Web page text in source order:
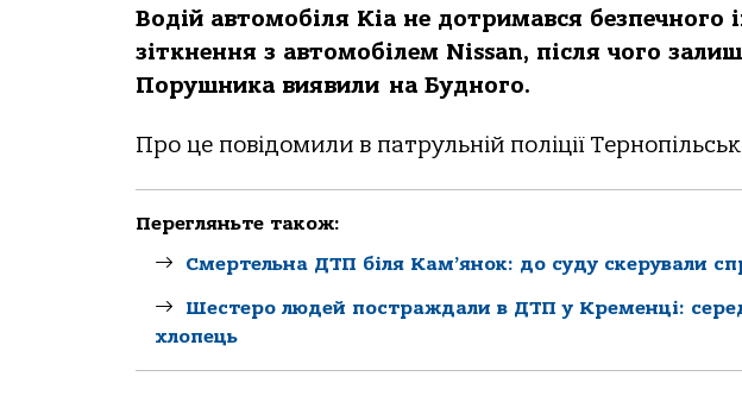
Водій автомобіля Kia не дотримався безпечного
зіткнення з автомобілем Nissan, після чого
Порушника виявили на Будного.
Про це повідомили в патрульній поліції
Перегляньте також:
Смертельна ДТП біля Кам’янок: до суду скерували
Шестеро людей постраждали в ДТП у Кременці:
хлопець